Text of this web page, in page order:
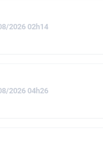
2026 02h14
2026 04h26